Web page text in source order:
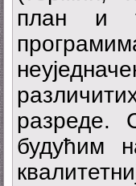
план и
разреде.
будућим